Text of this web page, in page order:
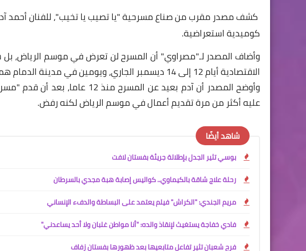
كشف مصدر مقرب من صناع مسرحية "يا تصيب يا تخيب"، للفنان أحمد
كوميدية استعراضية.
الاقتصادية أيام 12 إلى 14 ديسمبر الجاري، ويومين في مدينة الدمام هما 19 و20 من الشهر نفسه.
وأوضح المصدر أن آدم بعيد عن
عليه أكثر من مرة تقديم أعمال في موسم الرياض لكنه رفض.
شاهد أيضًا
بوسي تثير الجدل بإطلالة جريئة بفستان لافت
رحلة علاج شاقة بالكيماوي.. كواليس إصابة هبة مجدي بالسرطان
مريم الجندي: "الكراش" فيلم يعتمد على البساطة والدفء الإنساني
فادي خفاجة يستغيث لإنقاذ والده: "أنا مواطن غلبان ولا أحد يساعدني"
فرح شعبان تثير تفاعل متابعيها بعد ظهورها بفستان زفاف